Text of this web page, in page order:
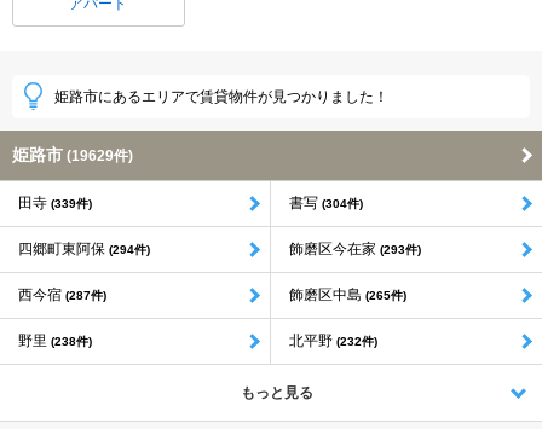
アパート
姫路市にあるエリアで賃貸物件が見つかりました！
姫路市 (19629件)
田寺 (339件) 書写 (304件)
四郷町東阿保 (294件) 飾磨区今在家 (293件)
西今宿 (287件) 飾磨区中島 (265件)
野里 (238件) 北平野 (232件)
もっと見る